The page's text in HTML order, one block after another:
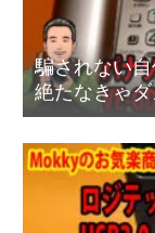
騙されない
絶たなきゃ
法